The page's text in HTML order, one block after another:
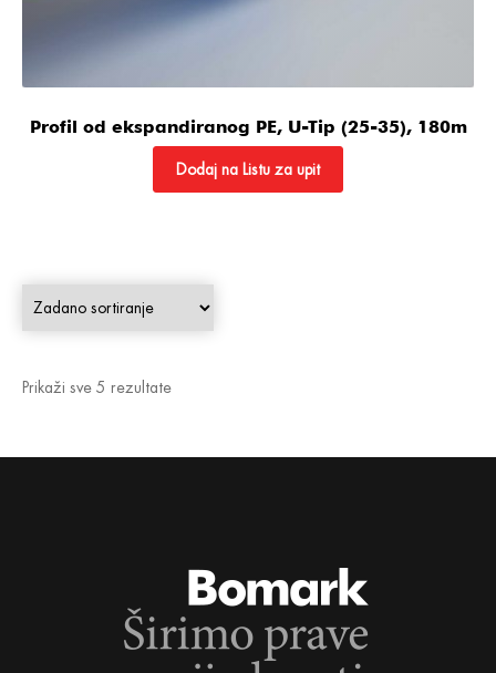
Profil od ekspandiranog PE, U-Tip (25-35), 180m
Dodaj na Listu za upit
Prikaži sve 5 rezultate